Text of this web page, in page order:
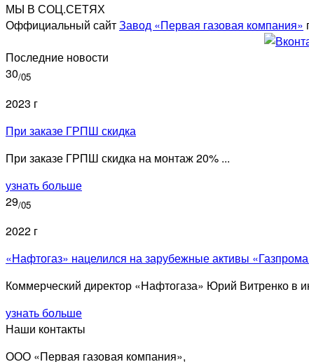
МЫ В СОЦ.СЕТЯХ
Оффициальный сайтЗавод «Первая газовая компания»
Последние новости
30/05
2023 г
При заказе ГРПШ скидка
При заказе ГРПШ скидка на монтаж 20% ...
узнать больше
29/05
2022 г
«Нафтогаз» нацелился на зарубежные активы
Коммерческий директор «Нафтогаза» Юрий Витренко в
узнать больше
Наши контакты
ООО «Первая газовая компания»,